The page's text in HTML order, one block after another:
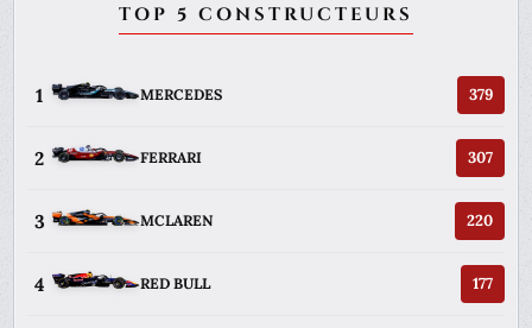
TOP 5 CONSTRUCTEURS
1 MERCEDES 379
2 FERRARI 307
3 MCLAREN 220
4 RED BULL 177